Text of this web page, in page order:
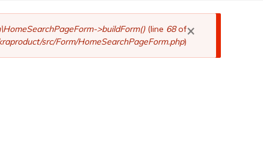
×
رسالة
الخطأ
>buildForm()(line 68of
src/Form/HomeSearchPageForm.php).